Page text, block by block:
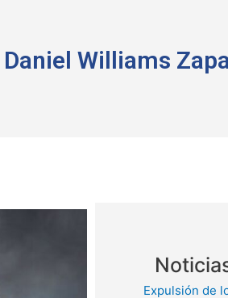
Williams
Expulsión de